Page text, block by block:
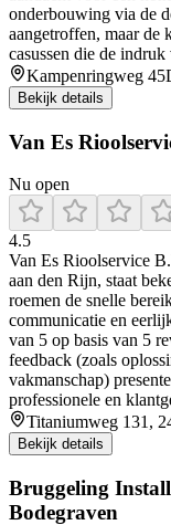
onderbouwing via de
aangetroffen, maar de
casussen die de
Kampenringweg
Bekijk details
Van Es
Nu open
4.5
Van Es Rioolservice
aan den Rijn, staat
roemen de snelle
communicatie en
van 5 op basis van 5
feedback (zoals
vakmanschap)
professionele en
Titaniumweg 131,
Bekijk details
Bruggeling
Bodegraven